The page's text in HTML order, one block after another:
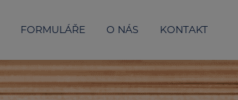
FORMULÁŘE O NÁS KONTAKT